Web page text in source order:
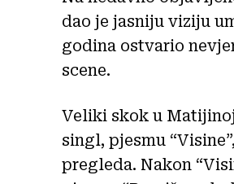
dao je jasniju viziju
godina ostvario
scene.
Veliki skok u
singl, pjesmu
pregleda. Nakon